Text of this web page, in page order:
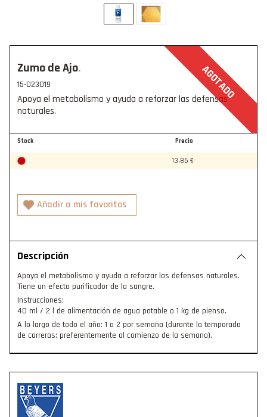
AGOTADO
Zumo de Ajo
15-023019
Apoya el metabolismo y ayuda a reforzar las defensas
naturales.
Stock Precio
13,85 €
Descripción
Apoya el metabolismo y ayuda a reforzar las defensas naturales.
Tiene un efecto purificador de la sangre.
Instrucciones:
40 ml / 2 l de alimentación de agua potable o 1 kg de pienso.
A lo largo de todo el año: 1 o 2 por semana (durante la temporada
de carreras: preferentemente al comienzo de la semana).